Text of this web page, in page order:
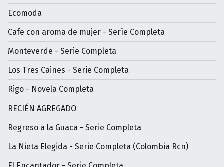
Ecomoda
Cafe con aroma de mujer - Serìe Completa
Monteverde - Serie Completa
Los Tres Caines - Serie Completa
Rigo - Novela Completa
RECIÉN AGREGADO
Regreso a la Guaca - Serie Completa
La Nieta Elegida - Serie Completa (Colombia Rcn)